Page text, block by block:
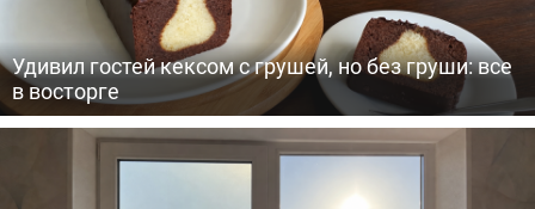
Удивил гостей кексом с грушей, но без груши: все
в восторге